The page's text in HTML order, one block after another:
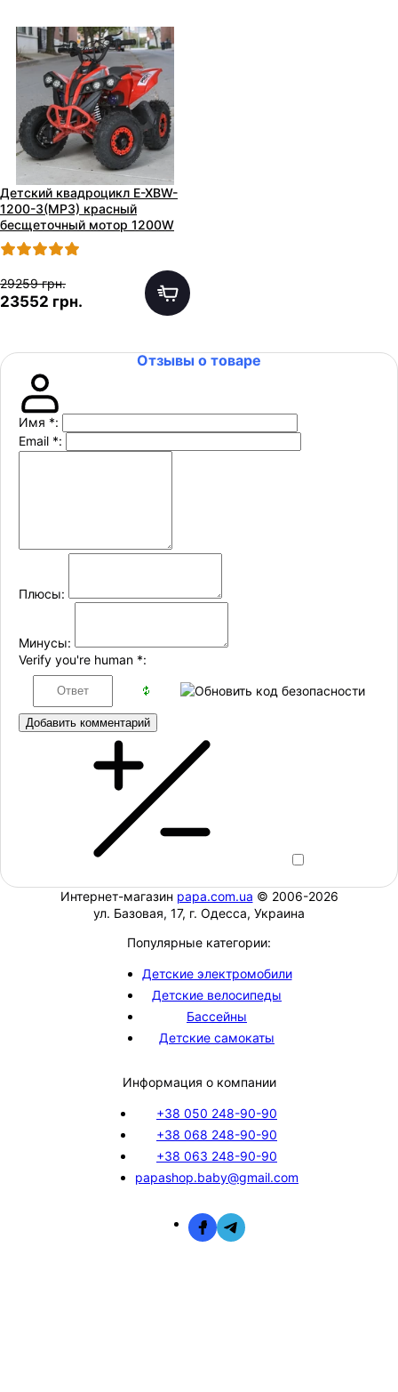
Детский квадроцикл E-XBW-
1200-3(MP3) красный
бесщеточный мотор 1200W
29259 грн.
23552 грн.
Отзывы о товаре
Имя *:
Email *:
Плюсы:
Минусы:
Verify you're human *:
Добавить комментарий
Интернет-магазин papa.com.ua © 2006-2026
ул. Базовая, 17, г. Одесса, Украина
Популярные категории:
Детские электромобили
Детские велосипеды
Бассейны
Детские самокаты
Информация о компании
+38 050 248-90-90
+38 068 248-90-90
+38 063 248-90-90
papashop.baby@gmail.com